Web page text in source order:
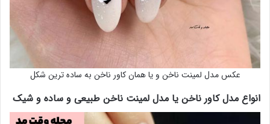
عکس مدل لمینت ناخن و یا همان کاور ناخن به ساده ترین شکل
انواع مدل کاور ناخن یا مدل لمینت ناخن طبیعی و ساده و شیک